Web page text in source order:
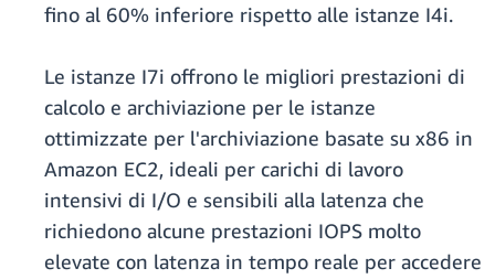
fino al 60% inferiore rispetto alle istanze I4i.
Le istanze I7i offrono le migliori prestazioni di
calcolo e archiviazione per le istanze
ottimizzate per l'archiviazione basate su x86 in
Amazon EC2, ideali per carichi di lavoro
intensivi di I/O e sensibili alla latenza che
richiedono alcune prestazioni IOPS molto
elevate con latenza in tempo reale per accedere